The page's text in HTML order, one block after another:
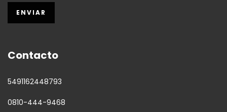
Contacto
5491162448793
0810-444-9468